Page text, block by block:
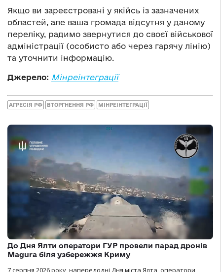
Якщо ви зареєстровані у якійсь із зазначених
областей, але ваша громада відсутня у даному
переліку, радимо звернутися до своєї військової
адміністрації (особисто або через гарячу лінію)
та уточнити інформацію.
Джерело: Мінреінтеграції
АГРЕСІЯ РФ ВТОРГНЕННЯ РФ МІНРЕІНТЕГРАЦІЇ
До Дня Ялти оператори ГУР провели парад дронів
Magura біля узбережжя Криму
7 серпня 2026 року, напередодні Дня міста Ялта, оператори